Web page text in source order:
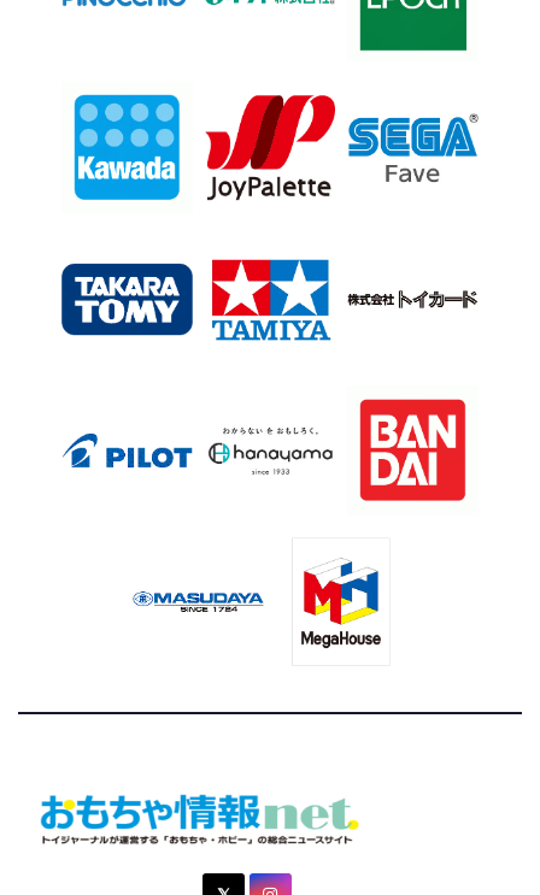
トイジャーナルが運営する「おもちゃ・ホビー」の総合ニュ